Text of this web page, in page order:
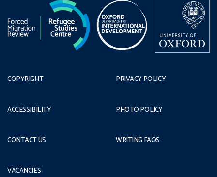
COPYRIGHT
ACCESSIBILITY
CONTACT US
PRIVACY POLICY
PHOTO POLICY
WRITING FAQS
VACANCIES